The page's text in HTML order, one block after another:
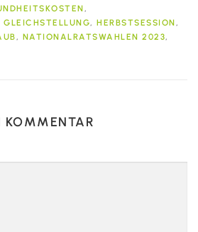
,
GLEICHSTELLUNG, HERBSTSESSION ,
, NATIONALRATSWAHLEN 2023,
KOMMENTAR